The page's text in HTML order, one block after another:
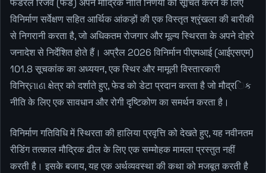
फेडरल रिजर्व (फेड) अपने मौद्रिक नीति निर्णयों को सूचित करने के लिए
विनिर्माण सर्वेक्षण सहित आर्थिक आंकड़ों की एक विस्तृत श्रृंखला की बारीकी
से निगरानी करता है, जो अधिकतम रोजगार और मूल्य स्थिरता के अपने दोहरे
जनादेश से निर्देशित होते हैं। अप्रैल 2026 विनिर्मान पीएमआई (आईएसएम)
101.8 सूचकांक का अध्ययन, एक स्थिर और मामूली विस्तारकारी
विनिर्ମାଣ क्षेत्र को दर्शाते हुए, फेड को डेटा प्रदान करता है जो मौद्रિક
नीति के लिए एक सावधान और रोगी दृष्टिकोण का समर्थन करता है।
विनिर्माण गतिविधि में स्थिरता की हालिया प्रवृत्ति को देखते हुए, यह नवीनतम
रीडिंग तत्काल मौद्रिक ढील के लिए एक सम्मोहक मामला प्रस्तुत नहीं
करती है। इसके बजाय, यह एक अर्थव्यवस्था की कथा को मजबूत करती है